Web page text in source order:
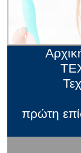
πρώτη